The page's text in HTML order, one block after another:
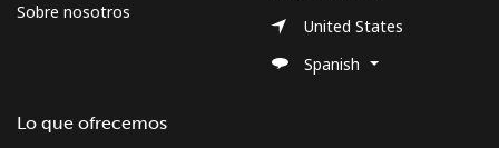
Sobre nosotros
Lo que ofrecemos
United States
Spanish